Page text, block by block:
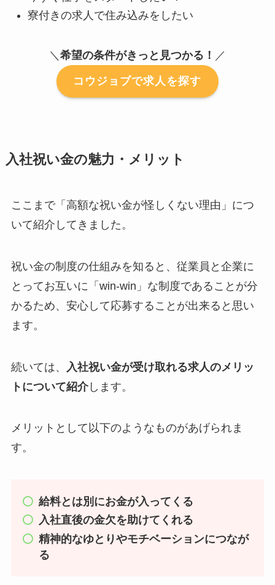
寮付きの求人で住み込みをしたい
＼ 希望の条件がきっと見つかる！ ／
コウジョブで求人を探す
入社祝い金の魅力・メリット
ここまで「高額な祝い金が怪しくない理由」につ
いて紹介してきました。
祝い金の制度の仕組みを知ると、従業員と企業に
とってお互いに「win-win」な制度であることが分
かるため、安心して応募することが出来ると思い
ます。
続いては、
入社祝い金が受け取れる求人のメリッ
トについて紹介します。
メリットとして以下のようなものがあげられま
す。
給料とは別にお金が入ってくる
入社直後の金欠を助けてくれる
精神的なゆとりやモチベーションにつなが
る